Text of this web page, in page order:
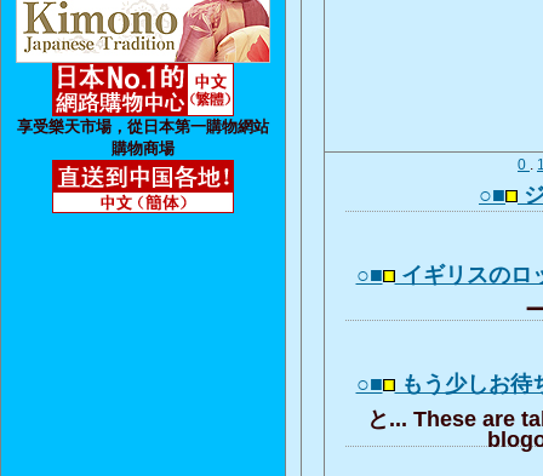
享受樂天市場，從日本第一購物網站
購物商場
0 .
○■
○■ イギリスの
○■ もう少しお
と... These are